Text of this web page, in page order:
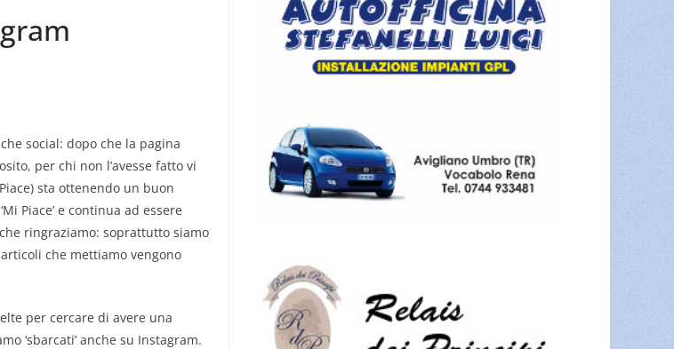
social: dopo che la pagina
per chi non l’avesse fatto vi
sta ottenendo un buon
Piace’ e continua ad essere
ringraziamo: soprattutto siamo
che mettiamo vengono
per cercare di avere una
‘sbarcati’ anche su Instagram.